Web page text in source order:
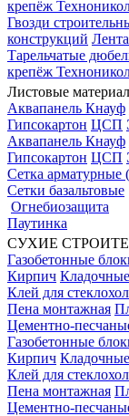
крепёж
Гвозди
конструкций
Тарельчатые
крепёж
Листовые
Аквапанель Кнауф
Гипсокартон ЦСП
Аквапанель Кнауф
Гипсокартон ЦСП
Сетка арматурные
Сетки базальтовые
Огнебиозащита
Паутинка
СУХИЕ
Газобетонные
Кирпич
Клей для
Пена монтажная
Цементно-
Газобетонные
Кирпич
Клей для
Пена монтажная
Цементно-